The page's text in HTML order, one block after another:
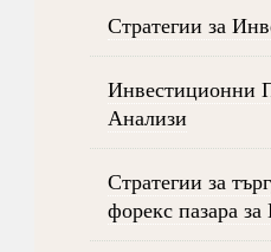
Стратегии за
Инвестиционни
Анализи
Стратегии за
форекс пазара